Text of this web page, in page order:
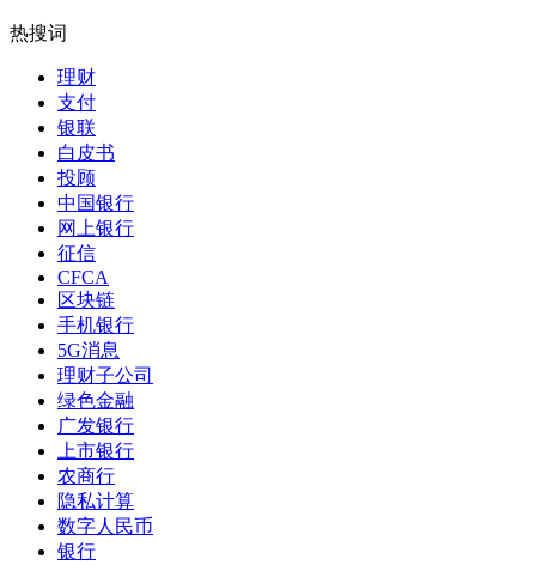
热搜词
理财
支付
银联
白皮书
投顾
中国银行
网上银行
征信
CFCA
区块链
手机银行
5G消息
理财子公司
绿色金融
广发银行
上市银行
农商行
隐私计算
数字人民币
银行